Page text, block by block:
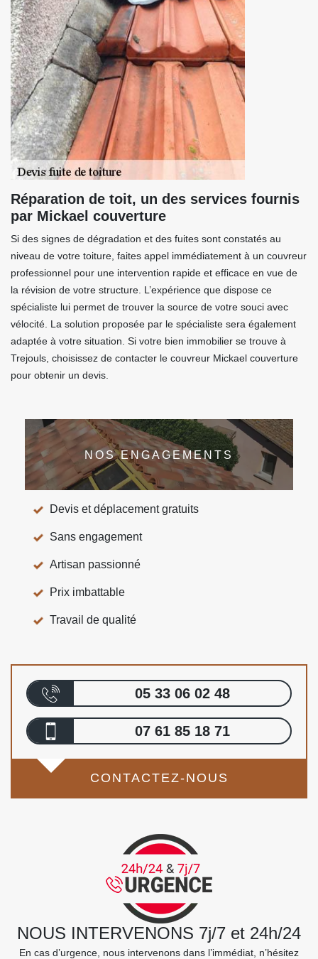
Réparation de toit, un des services fournis
par Mickael couverture
Si des signes de dégradation et des fuites sont constatés au
niveau de votre toiture, faites appel immédiatement à un couvreur
professionnel pour une intervention rapide et efficace en vue de
la révision de votre structure. L’expérience que dispose ce
spécialiste lui permet de trouver la source de votre souci avec
vélocité. La solution proposée par le spécialiste sera également
adaptée à votre situation. Si votre bien immobilier se trouve à
Trejouls, choisissez de contacter le couvreur Mickael couverture
pour obtenir un devis.
NOS ENGAGEMENTS
Devis et déplacement gratuits
Sans engagement
Artisan passionné
Prix imbattable
Travail de qualité
05 33 06 02 48
07 61 85 18 71
CONTACTEZ-NOUS
NOUS INTERVENONS 7j/7 et 24h/24
En cas d’urgence, nous intervenons dans l’immédiat, n’hésitez